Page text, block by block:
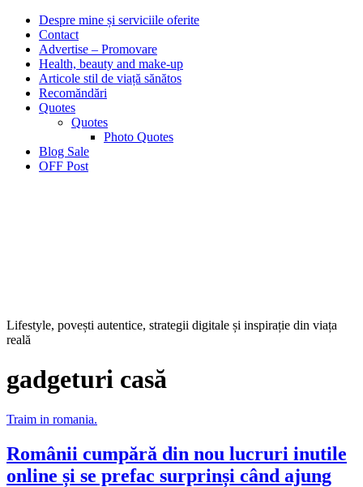
Despre mine și serviciile oferite
Contact
Advertise – Promovare
Health, beauty and make-up
Articole stil de viață sănătos
Recomăndări
Quotes
Quotes
Photo Quotes
Blog Sale
OFF Post
Lifestyle, povești autentice, strategii digitale și inspirație din viața
reală
gadgeturi casă
Traim in romania.
Românii cumpără din nou lucruri inutile
online și se prefac surprinși când ajung